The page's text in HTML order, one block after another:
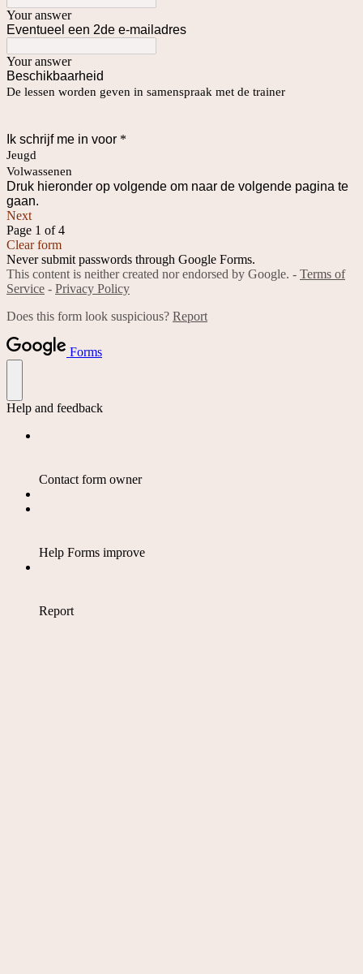
Your answer
Eventueel een 2de e-mailadres
Your answer
Beschikbaarheid
De lessen worden geven in samenspraak met de trainer
Ik schrijf me in voor *
Jeugd
Volwassenen
Druk hieronder op volgende om naar de volgende pagina te
gaan.
Next
Page 1 of 4
Clear form
Never submit passwords through Google Forms.
This content is neither created nor endorsed by Google. - Terms of
Service - Privacy Policy
Does this form look suspicious? Report
Forms
Help and feedback
Contact form owner
Help Forms improve
Report